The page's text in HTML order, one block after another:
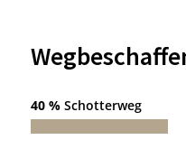
Nach dem Abstieg vom
entlang des
Schwäbisch Hall. Der
einen steilen
40 %Schotterweg